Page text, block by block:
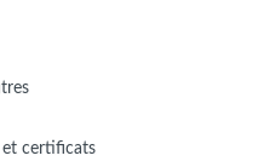
et certificats